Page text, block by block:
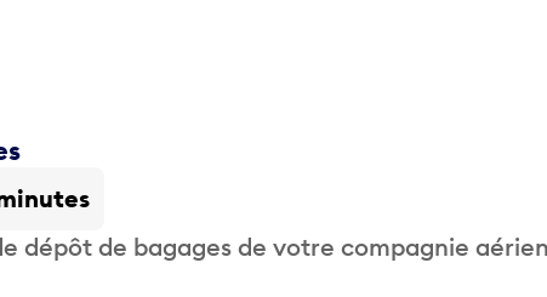
dépôt de bagages de votre compagnie